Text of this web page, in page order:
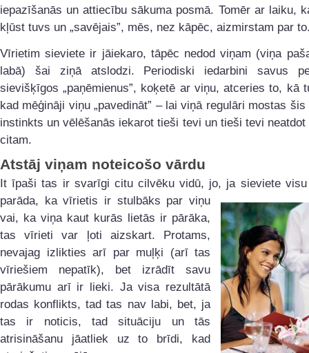
iepazīšanās un attiecību sākuma posmā. Tomēr ar laiku,
kļūst tuvs un „savējais”, mēs, nez kāpēc, aizmirstam par
Vīrietim sieviete ir jāiekaro, tāpēc nedod viņam (viņa
labā) šai ziņā atslodzi. Periodiski iedarbini savus
sievišķīgos „paņēmienus”, koķetē ar viņu, atceries to, kā
kad mēģināji viņu „pavedināt” – lai viņā regulāri mostas šis
instinkts un vēlēšanās iekarot tieši tevi un tieši tevi neatdot
citam.
Atstāj viņam noteicošo vārdu
It īpaši tas ir svarīgi citu cilvēku vidū, jo, ja sieviete visu
parāda, ka vīrietis ir stulbāks par viņu
vai, ka viņa kaut kurās lietās ir pārāka,
tas vīrieti var ļoti aizskart. Protams,
nevajag izlikties arī par muļķi (arī tas
vīriešiem nepatīk), bet izrādīt savu
pārākumu arī ir lieki. Ja visa rezultātā
rodas konflikts, tad tas nav labi, bet, ja
tas ir noticis, tad situāciju un tās
atrisināšanu jāatliek uz to brīdi, kad